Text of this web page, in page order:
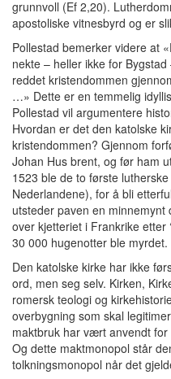
grunnvoll (Ef 2,20).
apostoliske vitnesbyrd og er
Pollestad bemerker videre at
nekte – heller ikke for
reddet kristendommen
…» Dette er en temmelig
Pollestad vil argumentere
Hvordan er det den katolske
kristendommen? Gjennom
Johan Hus brent, og før ham
1523 ble de to første
Nederlandene), for å bli
utsteder paven en
over kjetteriet i Frankrike etter
30 000 hugenotter ble
Den katolske kirke har ikke
ord, men seg selv. Kirken,
romersk teologi og
overbygning som skal
maktbruk har vært anvendt
Og dette maktmonopol står
tolkningsmonopol når det